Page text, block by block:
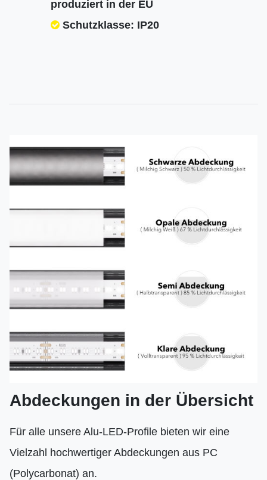
produziert in der EU
Schutzklasse: IP20
Abdeckungen in der Übersicht
Für alle unsere Alu-LED-Profile bieten wir eine
Vielzahl hochwertiger Abdeckungen aus PC
(Polycarbonat) an.